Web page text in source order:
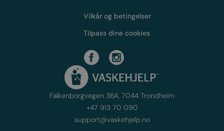
Vilkår og betingelser
Tilpass dine cookies
Falkenborgvegen 36A, 7044 Trondheim
+47 913 70 090
support@vaskehjelp.no